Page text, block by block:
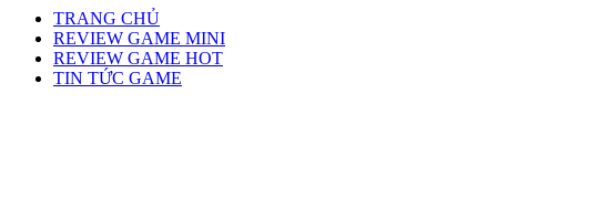
TRANG CHỦ
REVIEW GAME MINI
REVIEW GAME HOT
TIN TỨC GAME